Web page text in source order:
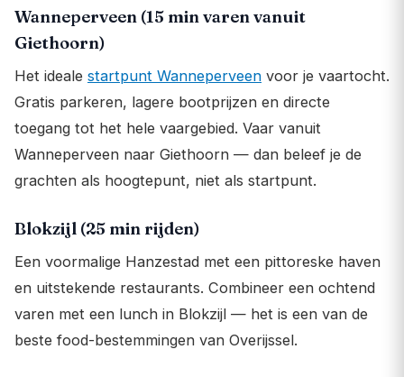
Wanneperveen (15 min varen vanuit
Giethoorn)
Het ideale startpunt Wanneperveen voor je vaartocht.
Gratis parkeren, lagere bootprijzen en directe
toegang tot het hele vaargebied. Vaar vanuit
Wanneperveen naar Giethoorn — dan beleef je de
grachten als hoogtepunt, niet als startpunt.
Blokzijl (25 min rijden)
Een voormalige Hanzestad met een pittoreske haven
en uitstekende restaurants. Combineer een ochtend
varen met een lunch in Blokzijl — het is een van de
beste food-bestemmingen van Overijssel.